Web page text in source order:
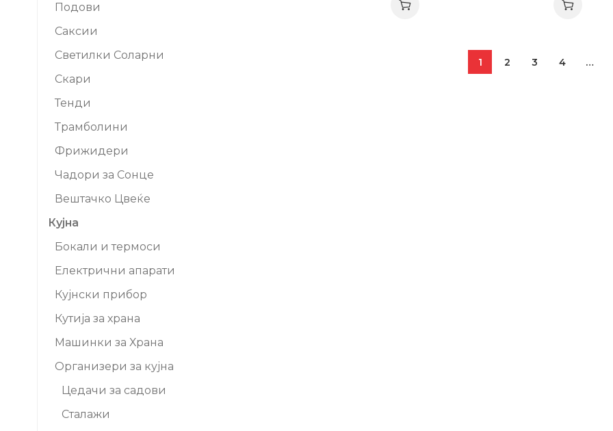
Подови
Саксии
Светилки Соларни
Скари
Тенди
Трамболини
Фрижидери
Чадори за Сонце
Вештачко Цвеќе
Кујна
Бокали и термоси
Електрични апарати
Кујнски прибор
Кутија за храна
Машинки за Храна
Организери за кујна
Цедачи за садови
Сталажи
1 2 3 4 …